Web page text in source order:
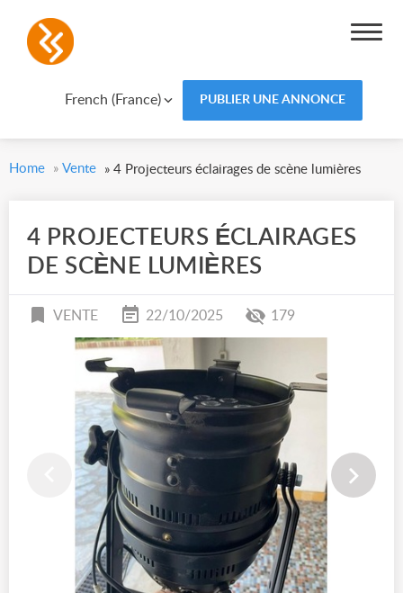
French (France) PUBLIER UNE ANNONCE
Home » Vente » 4 Projecteurs éclairages de scène lumières
4 PROJECTEURS ÉCLAIRAGES
DE SCÈNE LUMIÈRES
VENTE 22/10/2025 179